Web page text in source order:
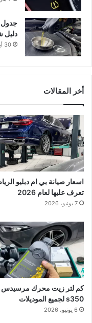
دليل
30 أبريل، 2026
أخر المقالات
اسعار صيانة بي ام دبليو
تعرف عليها لعام 2026
7 يونيو، 2026
كم لتر زيت محرك مرسيدس
s350 لجميع الموديلات
6 يونيو، 2026